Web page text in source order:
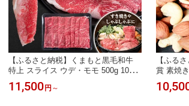
【ふるさと納税】くまもと黒毛和牛
特上 スライス ウデ・モモ 500g 1000g
1500g 2000g 牛肉 冷凍 《30日以内に
出荷予定(土日祝除く)》 くまもと黒毛
11,500 円 ～
【ふる
賞 素焼
g 1kg
ューナ